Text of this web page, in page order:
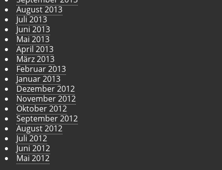
August 2013
Juli 2013
Juni 2013
Mai 2013
April 2013
März 2013
Februar 2013
Januar 2013
Dezember 2012
November 2012
Oktober 2012
September 2012
August 2012
Juli 2012
Juni 2012
Mai 2012